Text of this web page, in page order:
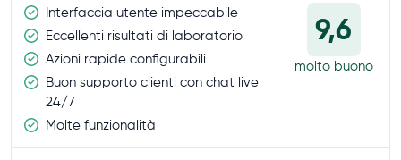
Interfaccia utente impeccabile
Eccellenti risultati di laboratorio
Azioni rapide configurabili
Buon supporto clienti con chat live
24/7
Molte funzionalità
9,6
molto buono